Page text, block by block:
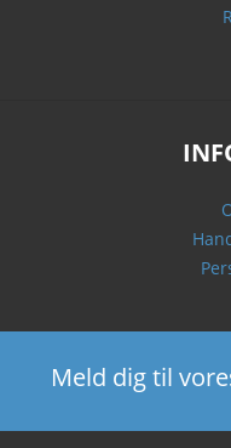
Meld dig til